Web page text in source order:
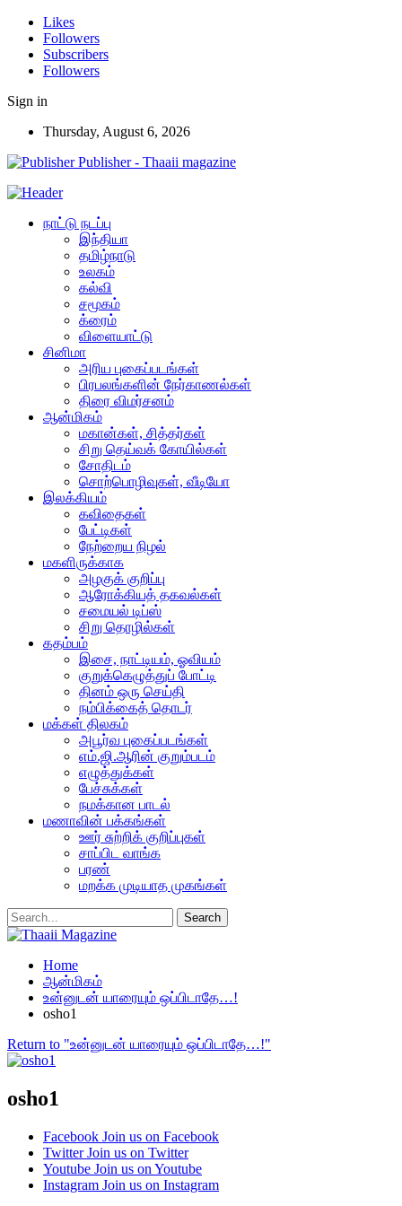
Likes
Followers
Subscribers
Followers
Sign in
Thursday, August 6, 2026
Publisher - Thaaii magazine
நாட்டு நடப்பு
இந்தியா
தமிழ்நாடு
உலகம்
கல்வி
சமூகம்
க்ரைம்
விளையாட்டு
சினிமா
அரிய புகைப்படங்கள்
பிரபலங்களின் நேர்காணல்கள்
திரை விமர்சனம்
ஆன்மிகம்
மகான்கள், சித்தர்கள்
சிறு தெய்வக் கோயில்கள்
சோதிடம்
சொற்பொழிவுகள், வீடியோ
இலக்கியம்
கவிதைகள்
பேட்டிகள்
நேற்றைய நிழல்
மகளிருக்காக
அழகுக் குறிப்பு
ஆரோக்கியத் தகவல்கள்
சமையல் டிப்ஸ்
சிறு தொழில்கள்
கதம்பம்
இசை, நாட்டியம், ஓவியம்
குறுக்கெழுத்துப் போட்டி
தினம் ஒரு செய்தி
நம்பிக்கைத் தொடர்
மக்கள் திலகம்
அபூர்வ புகைப்படங்கள்
எம்.ஜி.ஆரின் குறும்படம்
எழுத்துக்கள்
பேச்சுக்கள்
நமக்கான பாடல்
மணாவின் பக்கங்கள்
ஊர் சுற்றிக் குறிப்புகள்
சாப்பிட வாங்க
பரண்
மறக்க முடியாத முகங்கள்
Home
ஆன்மிகம்
உன்னுடன் யாரையும் ஒப்பிடாதே…!
osho1
Return to "உன்னுடன் யாரையும் ஒப்பிடாதே…!"
osho1
Facebook Join us on Facebook
Twitter Join us on Twitter
Youtube Join us on Youtube
Instagram Join us on Instagram